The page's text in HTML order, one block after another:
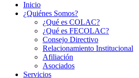
Inicio
¿Quiénes Somos?
¿Qué es COLAC?
¿Qué es FECOLAC?
Consejo Directivo
Relacionamiento Institucional
Afiliación
Asociados
Servicios